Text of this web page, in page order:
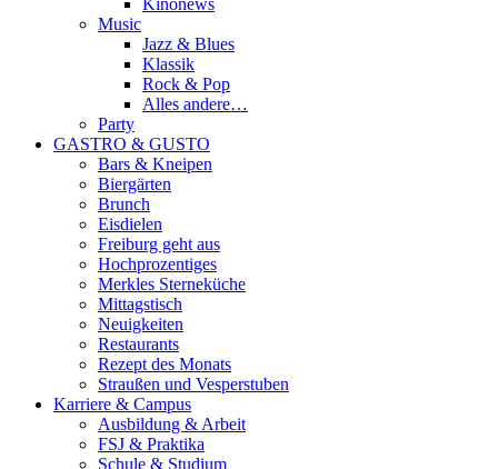
Kinonews
Music
Jazz & Blues
Klassik
Rock & Pop
Alles andere…
Party
GASTRO & GUSTO
Bars & Kneipen
Biergärten
Brunch
Eisdielen
Freiburg geht aus
Hochprozentiges
Merkles Sterneküche
Mittagstisch
Neuigkeiten
Restaurants
Rezept des Monats
Straußen und Vesperstuben
Karriere & Campus
Ausbildung & Arbeit
FSJ & Praktika
Schule & Studium